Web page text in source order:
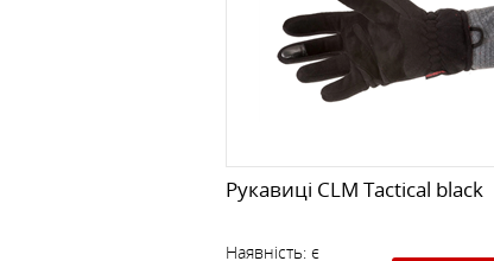
Рукавиці CLM Tactical black
Наявність: є